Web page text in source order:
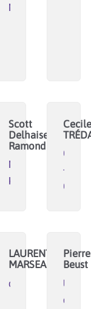
Move
Scott
Delhaise-
Ramond
Moë-
Kan
Cecile
Coélan
-
LAURENT
MARSEAULT
cocotier.xyz
Pierre
Beust
de